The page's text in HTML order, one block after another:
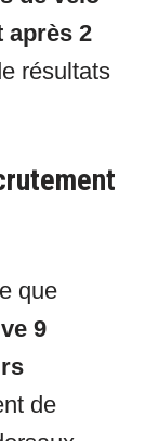
après 2
résultats
que
9
de